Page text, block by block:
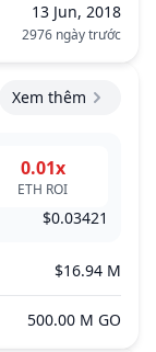
13 Jun, 2018
2976 ngày trước
Xem thêm
0.01x
ETH ROI
$0.03421
$16.94 M
500.00 M GO